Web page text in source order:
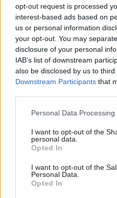
opt-out request is processed
interest-based ads based on
us or personal information
your opt-out. You may
disclosure of your personal
IAB’s list of downstream
also be disclosed by us to
Downstream Participants that
Please note that this website/
not limited to your visit or
grant or deny consent to
use your data for below
consent section.
Personal Data
I want to opt-out of the
personal data.
Opted In
I want to opt-out of the
Personal Data.
Opted In